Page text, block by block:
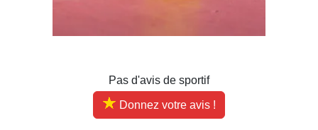
Pas d'avis de sportif
Donnez votre avis !